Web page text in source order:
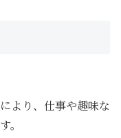
より、仕事や趣味な
。